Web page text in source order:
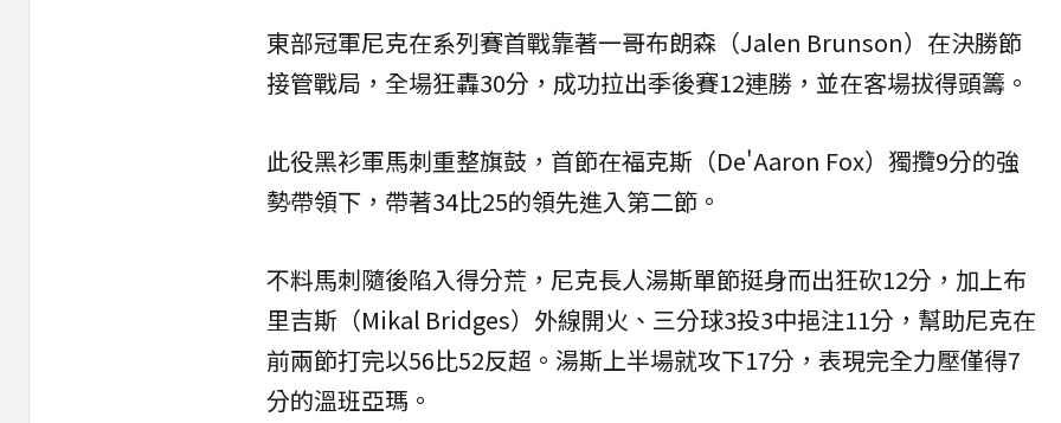
東部冠軍尼克在系列賽首戰靠著一哥布朗森（Jalen Brunson）在決勝節
接管戰局，全場狂轟30分，成功拉出季後賽12連勝，並在客場拔得頭籌。
此役黑衫軍馬刺重整旗鼓，首節在福克斯（De'Aaron Fox）獨攬9分的強
勢帶領下，帶著34比25的領先進入第二節。
不料馬刺隨後陷入得分荒，尼克長人湯斯單節挺身而出狂砍12分，加上布
里吉斯（Mikal Bridges）外線開火、三分球3投3中挹注11分，幫助尼克在
前兩節打完以56比52反超。湯斯上半場就攻下17分，表現完全力壓僅得7
分的溫班亞瑪。